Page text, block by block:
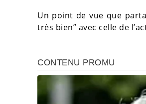
Un point de vue que
très bien” avec celle de